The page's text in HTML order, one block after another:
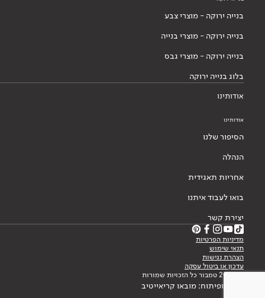
בנייה ירוקה - מוצרי צבע
בנייה ירוקה - מוצרי בנייה
בנייה ירוקה - מוצרי גבס
בלוג בנייה ירוקה
אודותינו
אודותינו
הסיפור שלנו
הנהלה
אחריות תאגידית
בואו לעבוד איתנו
יצירת קשר
מדיניות הפרטיות
תנאי שימוש
הצהרת נגישות
עדכון או ביטול עסקה
© 2026 טמבור כל הזכויות שמורות
עיצוב ופיתוח: מובאו קריאייטיב